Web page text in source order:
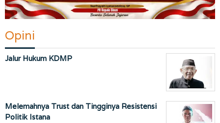
Opini
Jalur Hukum KDMP
Melemahnya Trust dan Tingginya Resistensi
Politik Istana